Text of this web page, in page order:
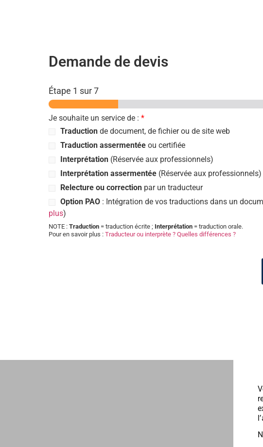
Demande de devis
Étape 1 sur 7
Je souhaite un service de : *
Traduction de document, de fichier ou de site web
Traduction assermentée ou certifiée
Interprétation (Réservée aux professionnels)
Interprétation assermentée (Réservée aux professionnels)
Relecture ou correction par un traducteur
Option PAO : Intégration de vos traductions dans un
plus)
NOTE : Traduction = traduction écrite ; Interprétation = traduction orale.
Pour en savoir plus : Traducteur ou interprète ? Quelles différences ?